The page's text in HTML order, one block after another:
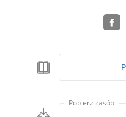
Pobierz zasób